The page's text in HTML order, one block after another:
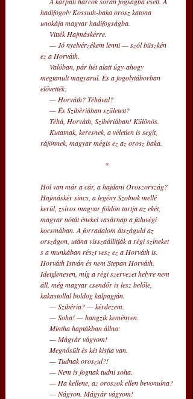
hadifogoly Kossuth-baka orosz katona
unokája magyar hadifogságba.
     Vitték Hajmáskérre.
ez a Horváth.
megtanult magyarul. És a fogolytáborban
elővették:
     — Horváth? Téhával?
     — És Szibériában született?
     Téhá, Horváth, Szibériában! Különös.
rájönnek, magyar mégis ez az orosz baka.
*
Hol van már a cár, a hajdani Oroszország?
Hajmáskér sincs, a legény Szolnok mellé
kerül, zsíros magyar földön tartja az ekét,
magyar nótát énekel vasárnap a faluvégi
kocsmában. A forradalom átszáguld az
országon, utána visszaállítják a régi színeket
s a munkában részt vesz ez a Horváth is.
Horváth István és nem Stepan Horváth.
Ideiglenesen, míg a régi szervezet helyre nem
áll, még magyar csendőr is lesz belőle,
kakastollal boldog kalpagján.
     — Szibéria? — kérdezem.
     — Soha! — hangzik keményen.
     Mintha haptákban állna:
     — Mágyár vágyom!
     Megnősült és két kisfia van.
     — Tudnak oroszul?!
     — Nem is fognak tudni soha.
     — Ha kellene, az oroszok ellen bevonulna?
     — Nágyon. Mágyár vágyom!